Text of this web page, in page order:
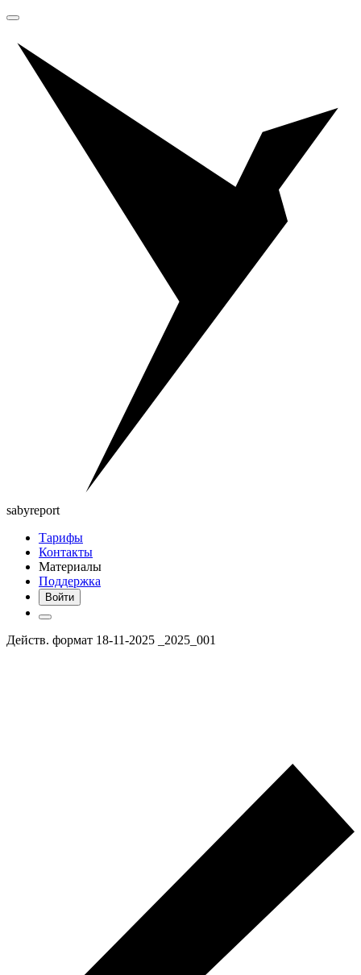
sabyreport
Тарифы
Контакты
Материалы
Поддержка
Войти
Действ. формат 18-11-2025 _2025_001